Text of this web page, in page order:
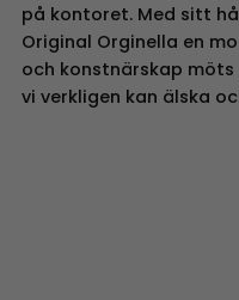
på kontoret. Med sitt
Original Orginella en
och konstnärskap
vi verkligen kan älska